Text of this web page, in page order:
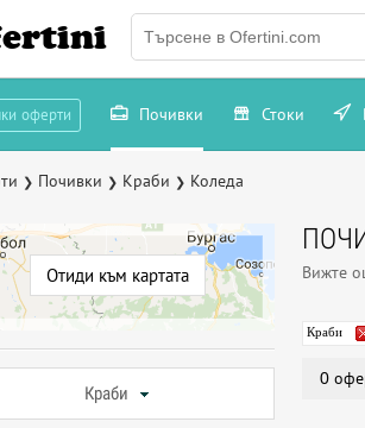
оферти Почивки Стоки
❯ Почивки ❯ Краби ❯ Коледа
Отиди към картата
Краби
Вижте
Краби
0